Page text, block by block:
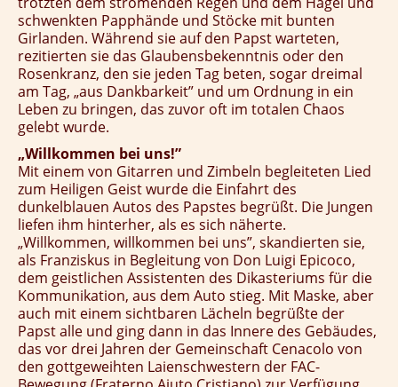
schwenkten Papphände und Stöcke mit bunten
Girlanden. Während sie auf den Papst warteten,
rezitierten sie das Glaubensbekenntnis oder den
Rosenkranz, den sie jeden Tag beten, sogar dreimal
am Tag, „aus Dankbarkeit” und um Ordnung in ein
Leben zu bringen, das zuvor oft im totalen Chaos
gelebt wurde.
„Willkommen bei uns!”
Mit einem von Gitarren und Zimbeln begleiteten Lied
zum Heiligen Geist wurde die Einfahrt des
dunkelblauen Autos des Papstes begrüßt. Die Jungen
liefen ihm hinterher, als es sich näherte.
„Willkommen, willkommen bei uns”, skandierten sie,
als Franziskus in Begleitung von Don Luigi Epicoco,
dem geistlichen Assistenten des Dikasteriums für die
Kommunikation, aus dem Auto stieg. Mit Maske, aber
auch mit einem sichtbaren Lächeln begrüßte der
Papst alle und ging dann in das Innere des Gebäudes,
das vor drei Jahren der Gemeinschaft Cenacolo von
den gottgeweihten Laienschwestern der FAC-